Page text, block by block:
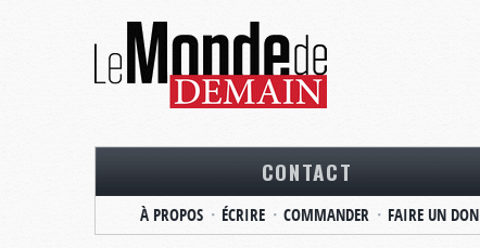
CONTACT
À PROPOS ÉCRIRE COMMANDER FAIRE UN DON